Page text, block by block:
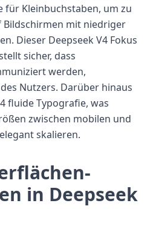
für Kleinbuchstaben, um zu
Bildschirmen mit niedriger
Dieser Deepseek V4 Fokus
sicher, dass
werden,
Nutzers. Darüber hinaus
fluide Typografie, was
zwischen mobilen und
skalieren.
in Deepseek